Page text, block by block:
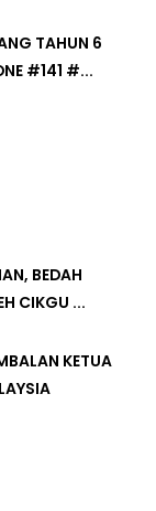
TAHUN 6
#141 #...
BEDAH
CIKGU ...
KETUA